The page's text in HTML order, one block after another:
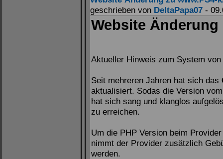
geschrieben von DeltaPapa07-
Website
Aktueller Hinweis zum System von
Seit mehreren Jahren hat sich das
aktualisiert. Sodas die Version
hat sich sang und klanglos
zu erreichen.
Um die PHP Version beim
nimmt der Provider zusätzlich
werden.